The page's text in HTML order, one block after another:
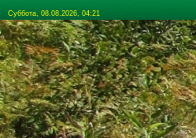
Суббота, 08.08.2026, 04:21